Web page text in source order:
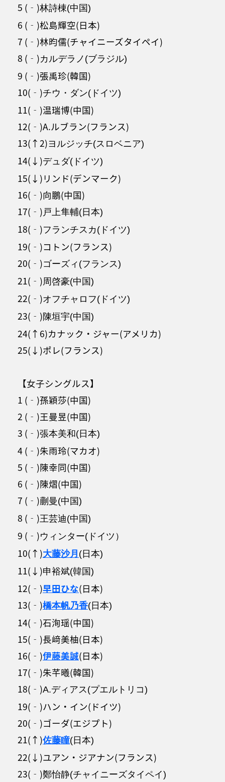
5 (‐)林詩棟(中国)
6 (‐)松島輝空(日本)
7 (‐)林昀儒(チャイニーズタイペイ)
8 (‐)カルデラノ(ブラジル)
9 (‐)張禹珍(韓国)
10(‐)チウ・ダン(ドイツ)
11(‐)温瑞博(中国)
12(‐)A.ルブラン(フランス)
13(↑2)ヨルジッチ(スロベニア)
14(↓)デュダ(ドイツ)
15(↓)リンド(デンマーク)
16(‐)向鵬(中国)
17(‐) 戸上隼輔(日本)
18(‐)フランチスカ(ドイツ)
19(‐)コトン(フランス)
20(‐)ゴーズィ(フランス)
21(‐)周啓豪(中国)
22(‐)オフチャロフ(ドイツ)
23(‐)陳垣宇(中国)
24(↑6)カナック・ジャー(アメリカ)
25(↓)ポレ(フランス)
【女子シングルス】
1 (‐)孫穎莎(中国)
2 (‐)王曼昱(中国)
3 (‐)張本美和(日本)
4 (‐)朱雨玲(マカオ)
5 (‐)陳幸同(中国)
6 (‐)陳熠(中国)
7 (‐)蒯曼(中国)
8 (‐)王芸迪(中国)
9 (‐)ウィンター(ドイツ）
10(↑)大藤沙月 (日本)
11(↓)申裕斌(韓国)
12(‐)早田ひな(日本)
13(‐)橋本帆乃香(日本)
14(‐)石洵瑶(中国)
15(‐)長﨑美柚(日本)
16(‐)伊藤美誠(日本)
17(‐)朱芊曦(韓国)
18(‐)A.ディアス(プエルトリコ)
19(‐)ハン・イン(ドイツ)
20(‐)ゴーダ(エジプト)
21(↑)佐藤瞳(日本)
22(↓)ユアン・ジアナン(フランス)
23(‐)鄭怡静(チャイニーズタイペイ)